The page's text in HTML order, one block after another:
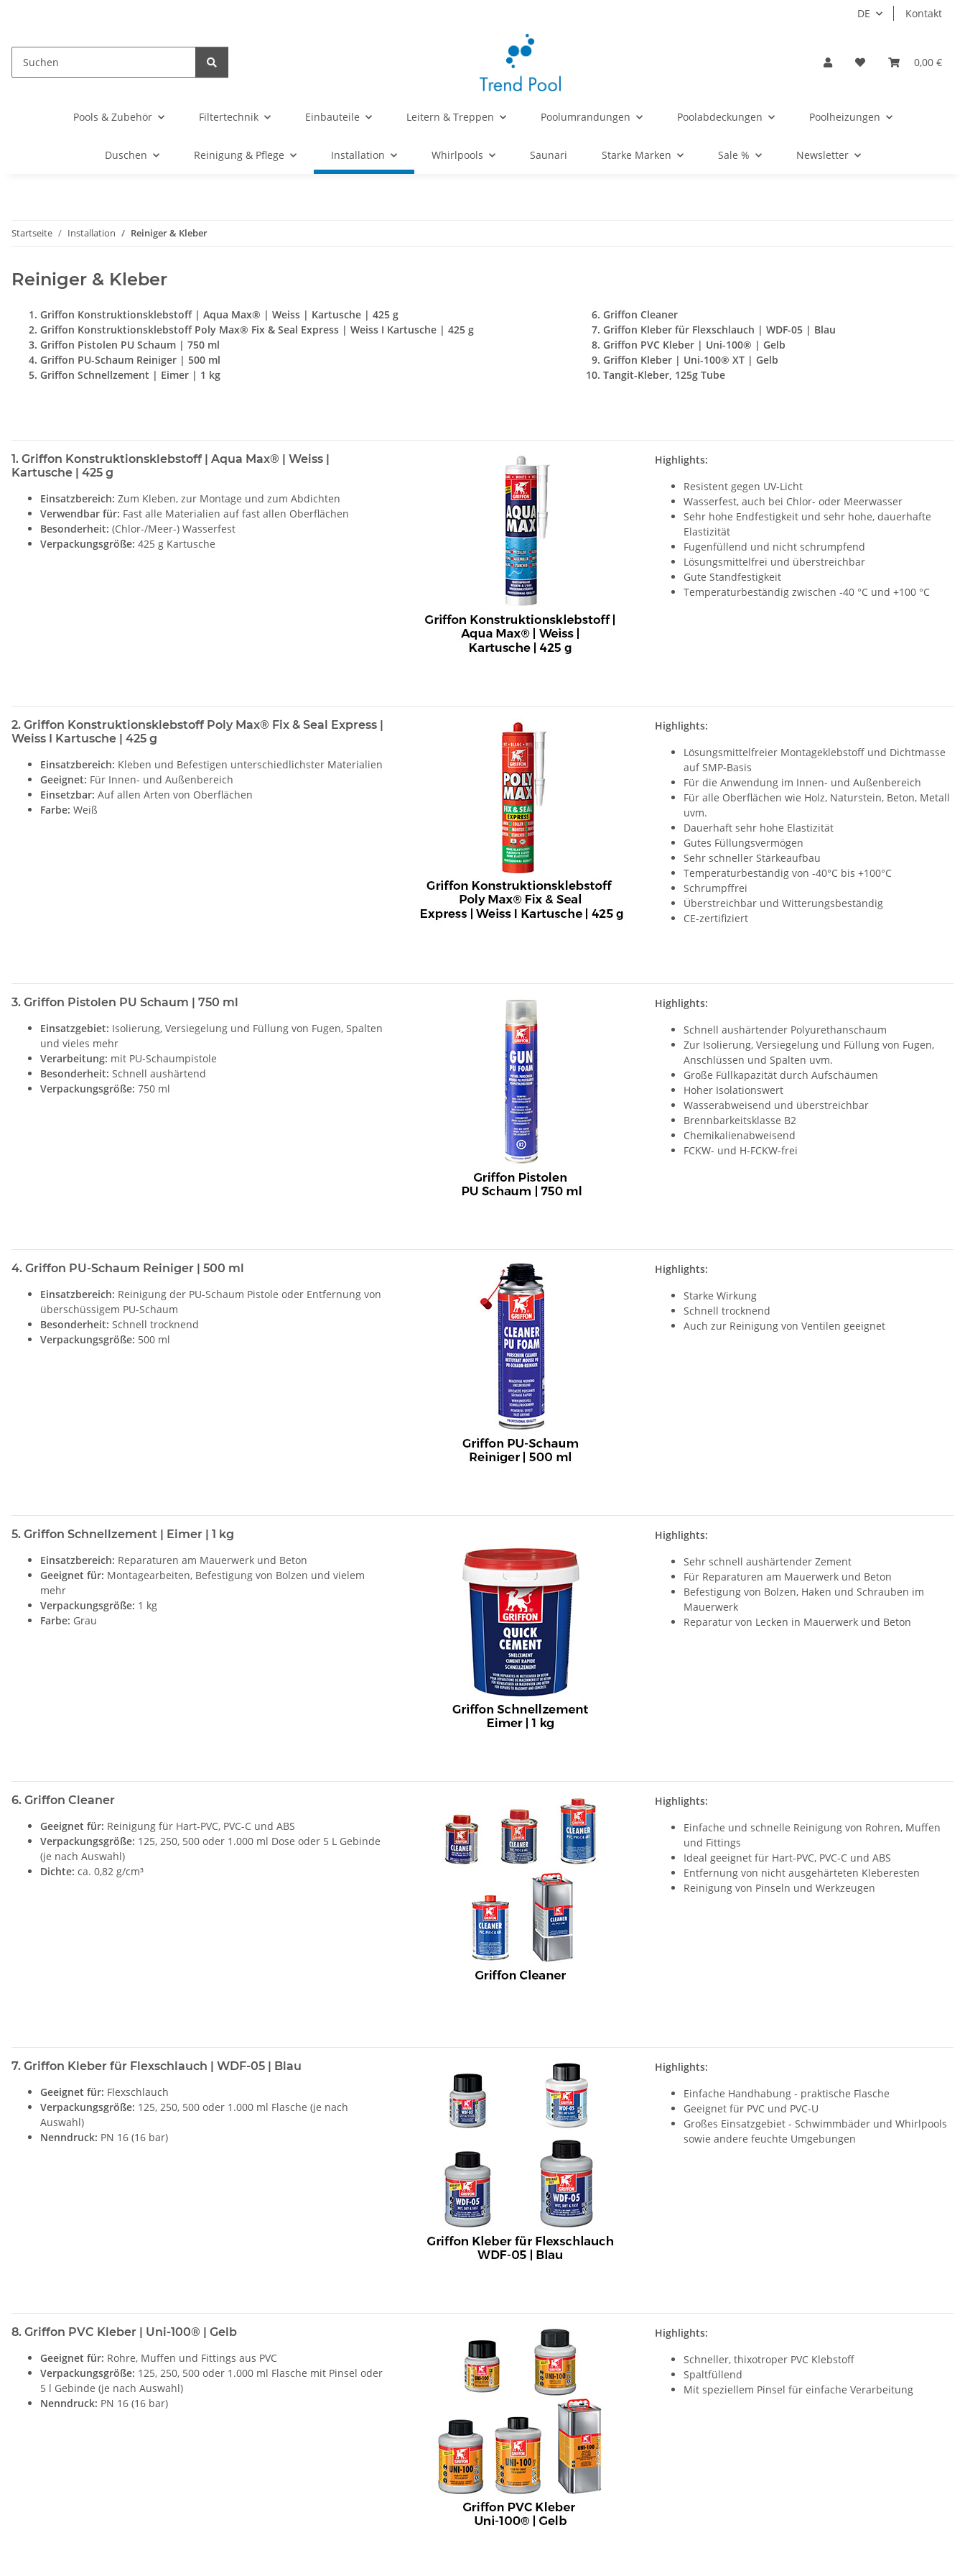
DE Kontakt
0,00 €
Pools & Zubehör Filtertechnik Einbauteile Leitern & Treppen Poolumrandungen Poolabdeckungen Poolheizungen
Duschen Reinigung & Pflege Installation Whirlpools Saunari Starke Marken Sale % Newsletter
Startseite Installation Reiniger & Kleber
Reiniger & Kleber
Griffon Konstruktionsklebstoff | Aqua Max® | Weiss | Kartusche | 425 g
Griffon Konstruktionsklebstoff Poly Max® Fix & Seal Express | Weiss I Kartusche | 425 g
Griffon Pistolen PU Schaum | 750 ml
Griffon PU-Schaum Reiniger | 500 ml
Griffon Schnellzement | Eimer | 1 kg
Griffon Cleaner
Griffon Kleber für Flexschlauch | WDF-05 | Blau
Griffon PVC Kleber | Uni-100® | Gelb
Griffon Kleber | Uni-100® XT | Gelb
Tangit-Kleber, 125g Tube
1. Griffon Konstruktionsklebstoff | Aqua Max® | Weiss |
Kartusche | 425 g
Einsatzbereich: Zum Kleben, zur Montage und zum Abdichten
Verwendbar für: Fast alle Materialien auf fast allen Oberflächen
Besonderheit: (Chlor-/Meer-) Wasserfest
Verpackungsgröße: 425 g Kartusche
Highlights:
Resistent gegen UV-Licht
Wasserfest, auch bei Chlor- oder Meerwasser
Sehr hohe Endfestigkeit und sehr hohe, dauerhafte
Elastizität
Fugenfüllend und nicht schrumpfend
Lösungsmittelfrei und überstreichbar
Gute Standfestigkeit
Temperaturbeständig zwischen -40 °C und +100 °C
2. Griffon Konstruktionsklebstoff Poly Max® Fix & Seal Express |
Weiss I Kartusche | 425 g
Einsatzbereich: Kleben und Befestigen unterschiedlichster Materialien
Geeignet: Für Innen- und Außenbereich
Einsetzbar: Auf allen Arten von Oberflächen
Farbe: Weiß
Highlights:
Lösungsmittelfreier Montageklebstoff und Dichtmasse
auf SMP-Basis
Für die Anwendung im Innen- und Außenbereich
Für alle Oberflächen wie Holz, Naturstein, Beton, Metall
uvm.
Dauerhaft sehr hohe Elastizität
Gutes Füllungsvermögen
Sehr schneller Stärkeaufbau
Temperaturbeständig von -40°C bis +100°C
Schrumpffrei
Überstreichbar und Witterungsbeständig
CE-zertifiziert
3. Griffon Pistolen PU Schaum | 750 ml
Einsatzgebiet: Isolierung, Versiegelung und Füllung von Fugen, Spalten
und vieles mehr
Verarbeitung: mit PU-Schaumpistole
Besonderheit: Schnell aushärtend
Verpackungsgröße: 750 ml
Highlights:
Schnell aushärtender Polyurethanschaum
Zur Isolierung, Versiegelung und Füllung von Fugen,
Anschlüssen und Spalten uvm.
Große Füllkapazität durch Aufschäumen
Hoher Isolationswert
Wasserabweisend und überstreichbar
Brennbarkeitsklasse B2
Chemikalienabweisend
FCKW- und H-FCKW-frei
4. Griffon PU-Schaum Reiniger | 500 ml
Einsatzbereich: Reinigung der PU-Schaum Pistole oder Entfernung von
überschüssigem PU-Schaum
Besonderheit: Schnell trocknend
Verpackungsgröße: 500 ml
Highlights:
Starke Wirkung
Schnell trocknend
Auch zur Reinigung von Ventilen geeignet
5. Griffon Schnellzement | Eimer | 1 kg
Einsatzbereich: Reparaturen am Mauerwerk und Beton
Geeignet für: Montagearbeiten, Befestigung von Bolzen und vielem
mehr
Verpackungsgröße: 1 kg
Farbe: Grau
Highlights:
Sehr schnell aushärtender Zement
Für Reparaturen am Mauerwerk und Beton
Befestigung von Bolzen, Haken und Schrauben im
Mauerwerk
Reparatur von Lecken in Mauerwerk und Beton
6. Griffon Cleaner
Geeignet für: Reinigung für Hart-PVC, PVC-C und ABS
Verpackungsgröße: 125, 250, 500 oder 1.000 ml Dose oder 5 L Gebinde
(je nach Auswahl)
Dichte: ca. 0,82 g/cm³
Highlights:
Einfache und schnelle Reinigung von Rohren, Muffen
und Fittings
Ideal geeignet für Hart-PVC, PVC-C und ABS
Entfernung von nicht ausgehärteten Kleberesten
Reinigung von Pinseln und Werkzeugen
7. Griffon Kleber für Flexschlauch | WDF-05 | Blau
Geeignet für: Flexschlauch
Verpackungsgröße: 125, 250, 500 oder 1.000 ml Flasche (je nach
Auswahl)
Nenndruck: PN 16 (16 bar)
Highlights:
Einfache Handhabung - praktische Flasche
Geeignet für PVC und PVC-U
Großes Einsatzgebiet - Schwimmbäder und Whirlpools
sowie andere feuchte Umgebungen
8. Griffon PVC Kleber | Uni-100® | Gelb
Geeignet für: Rohre, Muffen und Fittings aus PVC
Verpackungsgröße: 125, 250, 500 oder 1.000 ml Flasche mit Pinsel oder
5 l Gebinde (je nach Auswahl)
Nenndruck: PN 16 (16 bar)
Highlights:
Schneller, thixotroper PVC Klebstoff
Spaltfüllend
Mit speziellem Pinsel für einfache Verarbeitung